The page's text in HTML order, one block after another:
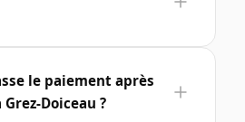
le paiement après
Doiceau ?